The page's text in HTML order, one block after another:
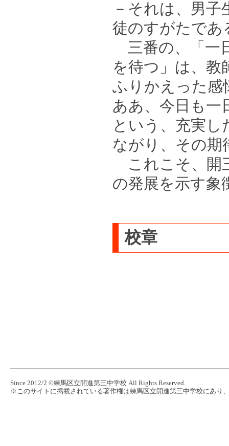
－それは、男
徒のすがたであ
三番の、「一
を待つ」は、教
ふりかえった感
ああ、今日も一
という、充実し
ながり、その期
これこそ、開
の発展を示す象
校章
Since 2012/2 ©練馬区立開進第三中学校 All Rights Reserved.
※このサイトに掲載されている著作権は練馬区立開進第三中学校にあり